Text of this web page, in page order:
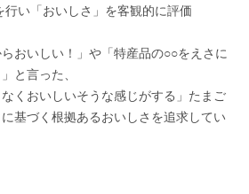
い「おいしさ」を客観的に評価
おいしい！」や「特産品の○○をえさに
と言った、
なくおいしいそうな感じがする」たまご
基づく根拠あるおいしさを追求してい